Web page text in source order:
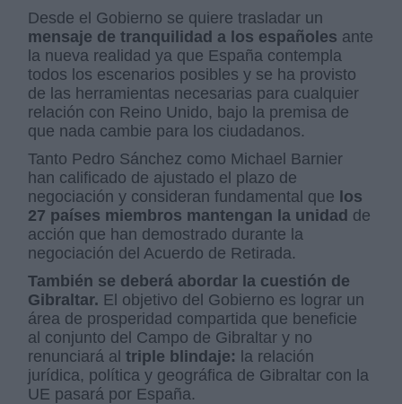
Desde el Gobierno se quiere trasladar un
mensaje de tranquilidad a los españoles ante
la nueva realidad ya que España contempla
todos los escenarios posibles y se ha provisto
de las herramientas necesarias para cualquier
relación con Reino Unido, bajo la premisa de
que nada cambie para los ciudadanos.
Tanto Pedro Sánchez como Michael Barnier
han calificado de ajustado el plazo de
negociación y consideran fundamental que los
27 países miembros mantengan la unidad de
acción que han demostrado durante la
negociación del Acuerdo de Retirada.
También se deberá abordar la cuestión de
Gibraltar. El objetivo del Gobierno es lograr un
área de prosperidad compartida que beneficie
al conjunto del Campo de Gibraltar y no
renunciará altriple blindaje: la relación
jurídica, política y geográfica de Gibraltar con la
UE pasará por España.